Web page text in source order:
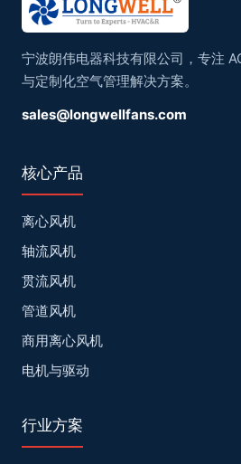
宁波朗伟电器科技有限公司，专注
与定制化空气管理解决方案。
sales@longwellfans.com
核心产品
离心风机
轴流风机
贯流风机
管道风机
商用离心风机
电机与驱动
行业方案